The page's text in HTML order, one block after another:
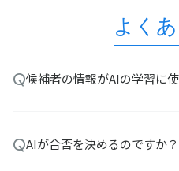
よく
Q候補者の情報がAIの学習に
QAIが合否を決めるのですか？